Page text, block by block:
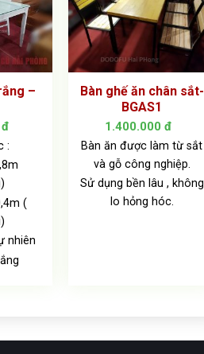
–
đ
:
(
nhiên
Bàn ghế ăn chân sắt-
BGAS1
1.400.000 đ
Bàn ăn được làm từ sắt
và gỗ công nghiệp.
Sử dụng bền lâu , không
lo hỏng hóc.